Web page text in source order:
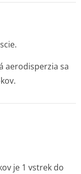
aerodisperzia sa
je 1 vstrek do